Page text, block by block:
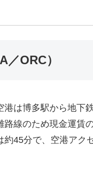
ORC）
は博多駅から地下
路線のため現金運賃
45分で、空港アク